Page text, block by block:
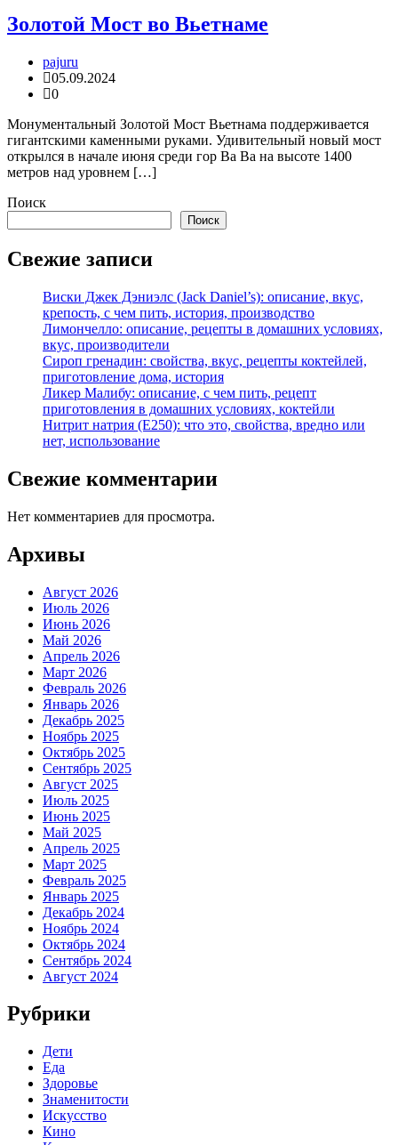
Золотой Мост во Вьетнаме
pajuru
05.09.2024
0
Монументальный Золотой Мост Вьетнама поддерживается
гигантскими каменными руками. Удивительный новый мост
открылся в начале июня среди гор Ва Ва на высоте 1400
метров над уровнем […]
Поиск
Поиск
Свежие записи
Виски Джек Дэниэлс (Jack Daniel’s): описание, вкус,
крепость, с чем пить, история, производство
Лимончелло: описание, рецепты в домашних условиях,
вкус, производители
Сироп гренадин: свойства, вкус, рецепты коктейлей,
приготовление дома, история
Ликер Малибу: описание, с чем пить, рецепт
приготовления в домашних условиях, коктейли
Нитрит натрия (Е250): что это, свойства, вредно или
нет, использование
Свежие комментарии
Нет комментариев для просмотра.
Архивы
Август 2026
Июль 2026
Июнь 2026
Май 2026
Апрель 2026
Март 2026
Февраль 2026
Январь 2026
Декабрь 2025
Ноябрь 2025
Октябрь 2025
Сентябрь 2025
Август 2025
Июль 2025
Июнь 2025
Май 2025
Апрель 2025
Март 2025
Февраль 2025
Январь 2025
Декабрь 2024
Ноябрь 2024
Октябрь 2024
Сентябрь 2024
Август 2024
Рубрики
Дети
Еда
Здоровье
Знаменитости
Искусство
Кино